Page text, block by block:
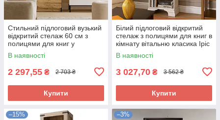
Стильний підлоговий вузький
відкритий стелаж 60 см з
полицями для книг у
вітальню зал ЛДСП Бруклін
Мебель Сервіс
В наявності
2 297,55 ₴ 2 703 ₴
Купити
Білий підлоговий відкритий
стелаж з полицями для книг в
кімнату вітальню класика Іріс
Мебель Сервіс
В наявності
3 027,70 ₴ 3 562 ₴
Купити
–15% –3%